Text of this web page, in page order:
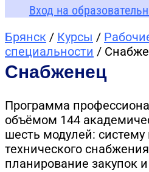
Вход на
Брянск / Курсы /
специальности /
Снабженец
Программа
объёмом 144
шесть модулей:
технического
планирование закупок